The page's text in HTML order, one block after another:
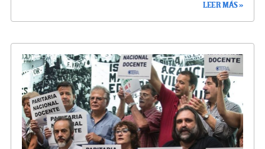
o
k
m n
ar
tir
LEER MÁS »